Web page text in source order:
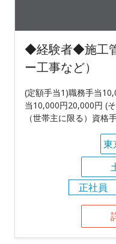
◆経験者◆施工
ー工事など）
(定額手当1)職務手当
当10,000円20,000円 (
（世帯主に限る）資格
東
正社員